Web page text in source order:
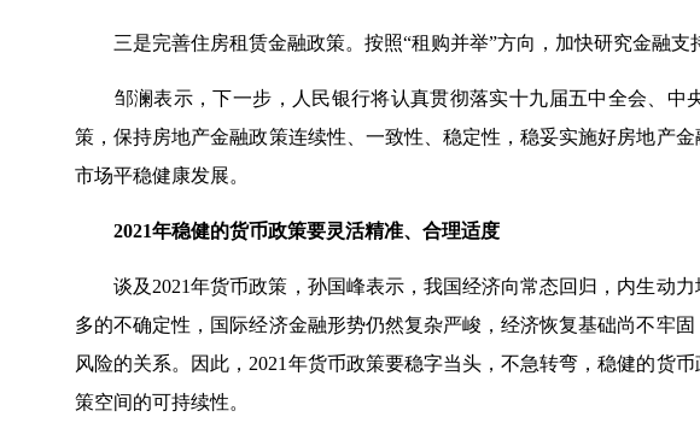
三是完善住房租赁金融政策。按照“租购并举”方向，加快研究金融支
邹澜表示，下一步，人民银行将认真贯彻落实十九届五中全会、中
策，保持房地产金融政策连续性、一致性、稳定性，稳妥实施好房地产
市场平稳健康发展。
2021年稳健的货币政策要灵活精准、合理适度
谈及2021年货币政策，孙国峰表示，我国经济向常态回归，内生动力
多的不确定性，国际经济金融形势仍然复杂严峻，经济恢复基础尚不牢
风险的关系。因此，2021年货币政策要稳字当头，不急转弯，稳健的货
策空间的可持续性。